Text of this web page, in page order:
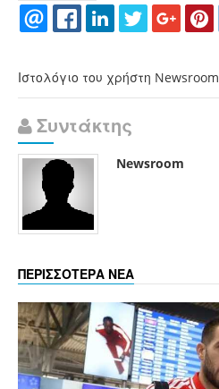
Ιστολόγιο του χρήστη Newsroom
Συντάκτης
Newsroom
ΠΕΡΙΣΣΟΤΕΡΑ ΝΕΑ